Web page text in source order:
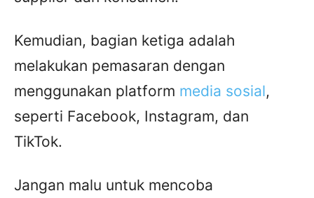
Kemudian, bagian ketiga adalah
melakukan pemasaran dengan
menggunakan platform media sosial,
seperti Facebook, Instagram, dan
TikTok.
Jangan malu untuk mencoba